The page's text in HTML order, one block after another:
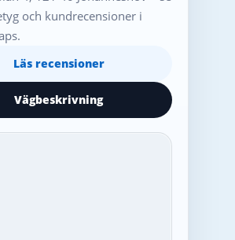
och kundrecensioner i
Läs recensioner
Vägbeskrivning